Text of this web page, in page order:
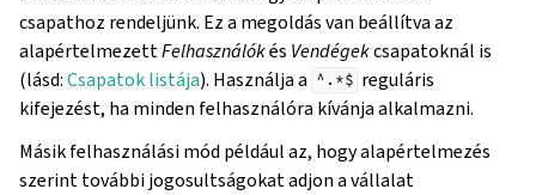
csapathoz rendeljünk. Ez a megoldás van beállítva az
alapértelmezettFelhasználókés Vendégekcsapatoknál is
(lásd:Csapatok listája). Használja a ^.*$ reguláris
kifejezést, ha minden felhasználóra kívánja alkalmazni.
Másik felhasználási mód például az, hogy alapértelmezés
szerint további jogosultságokat adjon a vállalat